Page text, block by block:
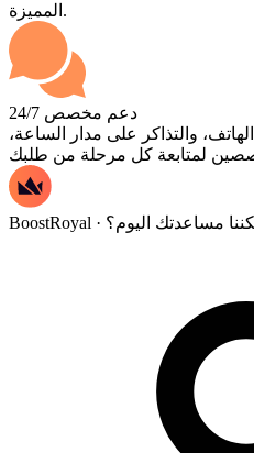
المميزة.
دعم مخصص 24/7
والتذاكر على مدار الساعة،
مساعدتك اليوم؟